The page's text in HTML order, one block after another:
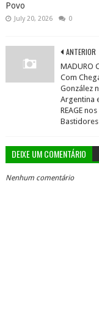
Povo
July 20, 2026 0
ANTERIOR
MADURO
Com
González
Argentina
REAGE nos
Bastidores
DEIXE UM COMENTÁRIO
Nenhum comentário